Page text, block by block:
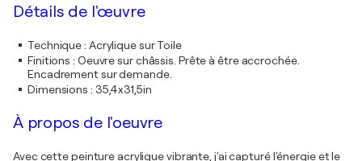
Détails de l'œuvre
Technique: Acrylique sur Toile
Finitions : Oeuvre sur châssis. Prête à être accrochée.
Encadrement sur demande.
Dimensions : 35,4x31,5in
À propos de l'oeuvre
Avec cette peinture acrylique vibrante, j'ai capturé l'énergie et le